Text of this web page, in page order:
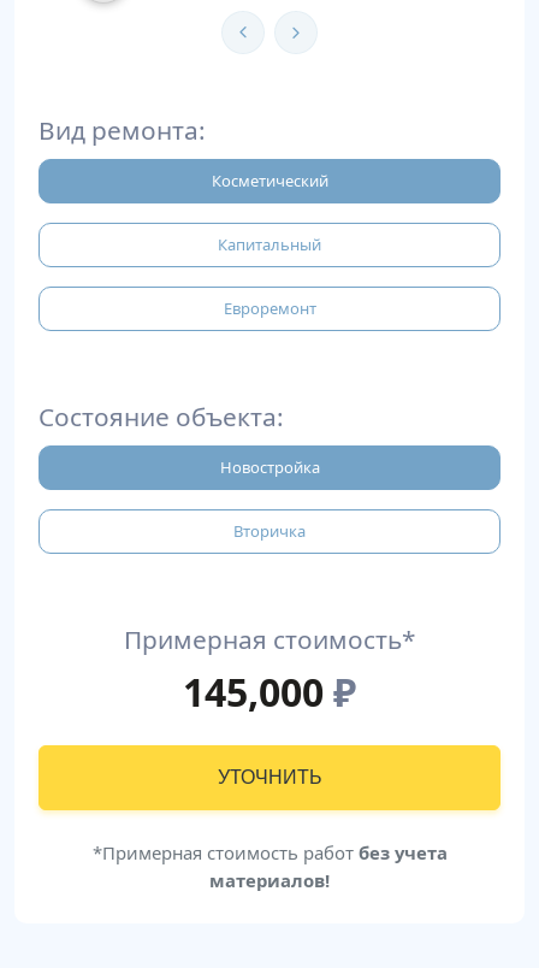
Вид ремонта:
Косметический
Капитальный
Евроремонт
Состояние объекта:
Новостройка
Вторичка
Примерная стоимость*
145,000₽
УТОЧНИТЬ
*Примерная стоимость работ без учета
материалов!